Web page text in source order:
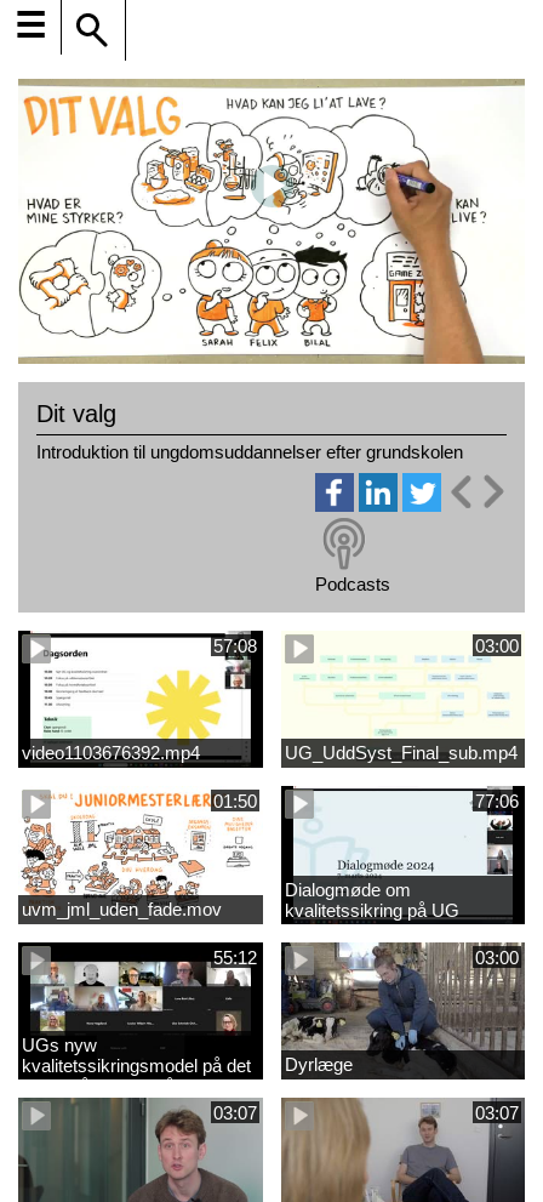
☰
Dit valg
Introduktion til ungdomsuddannelser efter grundskolen
Podcasts
57:08
video1103676392.mp4
03:00
UG_UddSyst_Final_sub.mp4
01:50
uvm_jml_uden_fade.mov
77:06
Dialogmøde om
kvalitetssikring på UG
55:12
UGs nyw
kvalitetssikringsmodel på det
videregående område
03:00
Dyrlæge
03:07 03:07